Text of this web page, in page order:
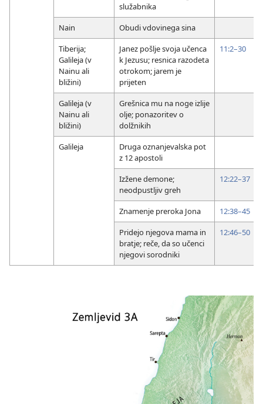
služabnika
Nain
Obudi vdovinega sina
Tiberija;
Galileja (v
Nainu ali
bližini)
Janez pošlje svoja učenca
k Jezusu; resnica razodeta
otrokom; jarem je
prijeten
11:2–30
Galileja (v
Nainu ali
bližini)
Grešnica mu na noge izlije
olje; ponazoritev o
dolžnikih
Galileja
Druga oznanjevalska pot
z 12 apostoli
Izžene demone;
neodpustljiv greh
12:22–37
Znamenje preroka Jona
12:38–45
Pridejo njegova mama in
bratje; reče, da so učenci
njegovi sorodniki
12:46–50